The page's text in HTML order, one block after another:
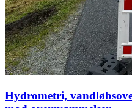
Hydrometri,